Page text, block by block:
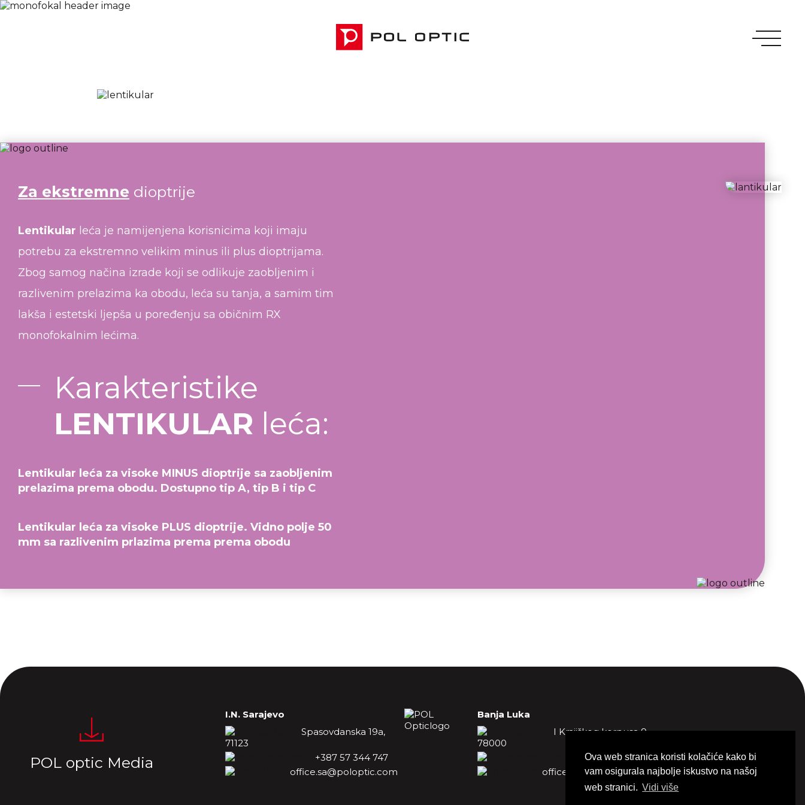
Ova web stranica koristi kolačiće kako bi
vam osigurala najbolje iskustvo na našoj
web stranici. Vidi više
Za ekstremne dioptrije
Lentikular leća je namijenjena korisnicima koji imaju
potrebu za ekstremno velikim minus ili plus dioptrijama.
Zbog samog načina izrade koji se odlikuje zaobljenim i
razlivenim prelazima ka obodu, leća su tanja, a samim tim
lakša i estetski ljepša u poređenju sa običnim RX
monofokalnim lećima.
Karakteristike
LENTIKULAR leća:
Lentikular leća za visoke MINUS dioptrije sa zaobljenim
prelazima prema obodu. Dostupno tip A, tip B i tip C
Lentikular leća za visoke PLUS dioptrije. Vidno polje 50
mm sa razlivenim prlazima prema prema obodu
POL optic Media
I.N. Sarajevo
Spasovdanska 19a,
71123
+387 57 344 747
office.sa@poloptic.com
Banja Luka
I Krajiškog korpusa 9,
78000
+387 51 212 333
office.bih@poloptic.com